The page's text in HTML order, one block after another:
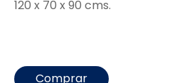
120 x 70 x 90 cms.
Comprar